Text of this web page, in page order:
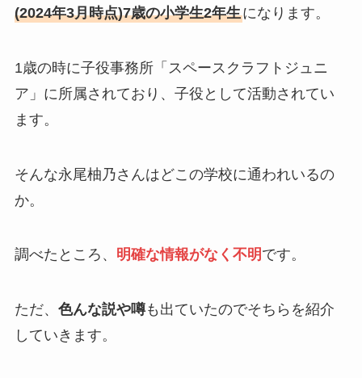
(2024年3月時点)7歳の小学生2年生になります。
1歳の時に子役事務所「スペースクラフトジュニ
ア」に所属されており、子役として活動されてい
ます。
そんな永尾柚乃さんはどこの学校に通われいるの
か。
調べたところ、 明確な情報がなく不明 です。
ただ、 色んな説や噂も出ていたのでそちらを紹介
していきます。